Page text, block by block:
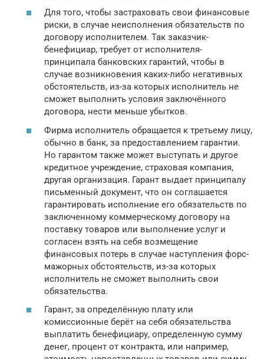
Для того, чтобы застраховать свои финансовые
риски, в случае неисполнения обязательств по
договору исполнителем. Так заказчик-
бенефициар, требует от исполнителя-
принципала банковских гарантий, чтобы в
случае возникновения каких-либо негативных
обстоятельств, из-за которых исполнитель не
сможет выполнить условия заключённого
договора, нести меньше убытков.
Фирма исполнитель обращается к третьему лицу,
обычно в банк, за предоставлением гарантии.
Но гарантом также может выступать и другое
кредитное учреждение, страховая компания,
другая организация. Гарант выдает принципалу
письменный документ, что он соглашается
гарантировать исполнение его обязательств по
заключенному коммерческому договору на
поставку товаров или выполнение услуг и
согласен взять на себя возмещение
финансовых потерь в случае наступления форс-
мажорных обстоятельств, из-за которых
исполнитель не сможет выполнить свои
обязательства.
Гарант, за определённую плату или
комиссионные берёт на себя обязательства
выплатить бенефициару, определенную сумму
денег, процент от контракта, или например,